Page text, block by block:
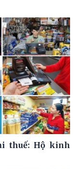
thuế: Hộ kinh